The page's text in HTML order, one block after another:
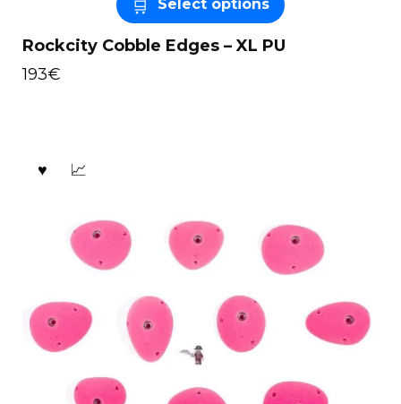
Rockcity Cobble Edges – XL PU
193€